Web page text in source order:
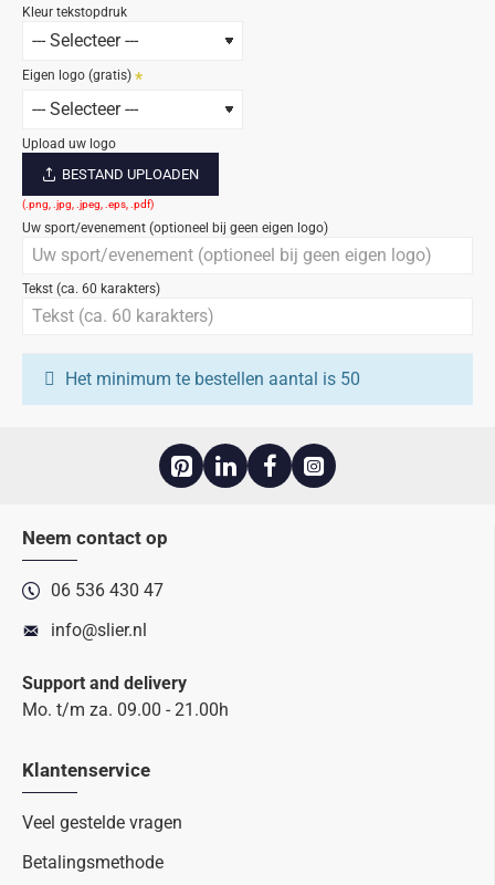
Kleur tekstopdruk
Eigen logo (gratis)
Upload uw logo
BESTAND UPLOADEN
Uw sport/evenement (optioneel bij geen eigen logo)
Tekst (ca. 60 karakters)
Het minimum te bestellen aantal is 50
Neem contact op
06 536 430 47
info@slier.nl
Support and delivery
Mo. t/m za. 09.00 - 21.00h
Klantenservice
Veel gestelde vragen
Betalingsmethode